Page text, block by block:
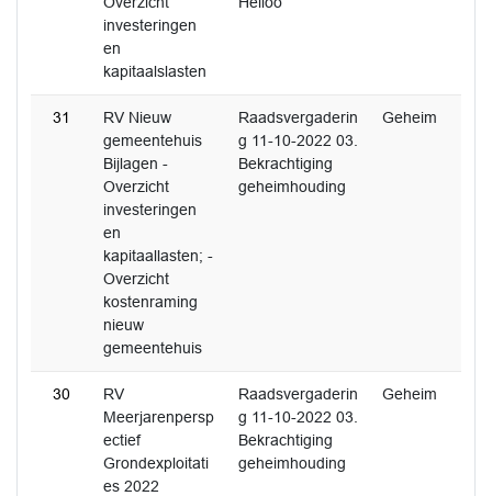
investeringen
en
kapitaalslasten
31
RV Nieuw
gemeentehuis
Bijlagen -
Overzicht
investeringen
en
kapitaallasten; -
Overzicht
kostenraming
nieuw
gemeentehuis
Raadsvergaderin
g 11-10-2022 03.
Bekrachtiging
geheimhouding
Geheim
30
RV
Meerjarenpersp
ectief
Grondexploitati
es 2022
Raadsvergaderin
g 11-10-2022 03.
Bekrachtiging
geheimhouding
Geheim